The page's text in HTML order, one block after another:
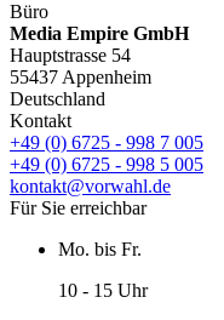
Büro
Media Empire GmbH
Hauptstrasse 54
55437 Appenheim
Deutschland
Kontakt
+49 (0) 6725 - 998 7 005
+49 (0) 6725 - 998 5 005
kontakt@vorwahl.de
Für Sie erreichbar
Mo. bis Fr.
10 - 15 Uhr